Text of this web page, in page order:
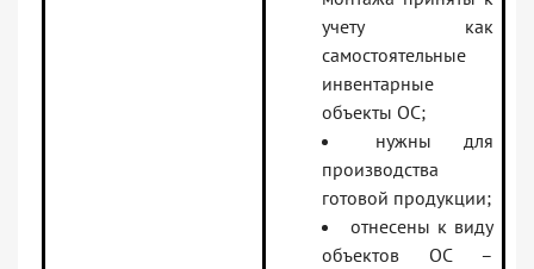
учету как
самостоятельные
инвентарные
объекты ОС;
нужны для
производства
готовой продукции;
отнесены к виду
объектов ОС –